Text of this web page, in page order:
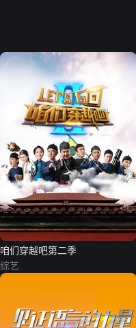
咱们穿越吧第二季
综艺